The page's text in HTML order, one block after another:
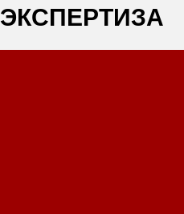
ЭКСПЕРТИЗА